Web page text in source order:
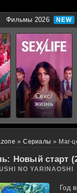
Фильмы 2026
Секс/
жизнь
» Сериалы » Маг-
Новый старт
NO YARINAOSHI
Год